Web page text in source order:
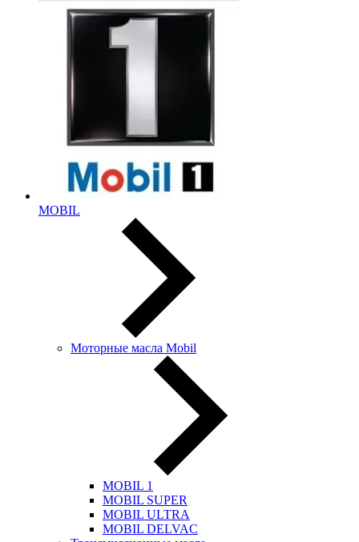
MOBIL
Моторные масла Mobil
MOBIL 1
MOBIL SUPER
MOBIL ULTRA
MOBIL DELVAC